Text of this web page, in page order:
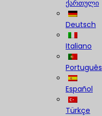
ქართული
Deutsch
Italiano
Português
Español
Türkçe